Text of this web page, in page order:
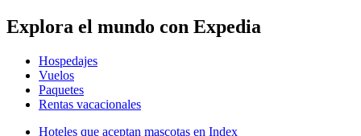
Explora el mundo con Expedia
Hospedajes
Vuelos
Paquetes
Rentas vacacionales
Hoteles que aceptan mascotas en Index